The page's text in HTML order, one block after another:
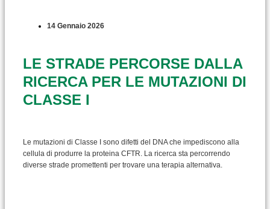
14 Gennaio 2026
LE STRADE PERCORSE DALLA
RICERCA PER LE MUTAZIONI DI
CLASSE I
Le mutazioni di Classe I sono difetti del DNA che impediscono alla
cellula di produrre la proteina CFTR. La ricerca sta percorrendo
diverse strade promettenti per trovare una terapia alternativa.